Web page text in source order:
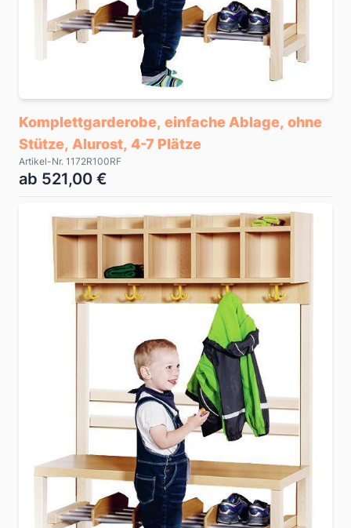
Komplettgarderobe, einfache Ablage, ohne
Stütze, Alurost, 4-7 Plätze
Artikel-Nr. 1172R100RF
ab 521,00 €